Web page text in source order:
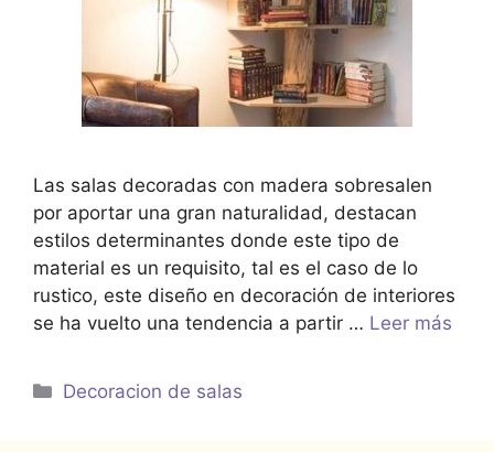
Las salas decoradas con madera sobresalen
por aportar una gran naturalidad, destacan
estilos determinantes donde este tipo de
material es un requisito, tal es el caso de lo
rustico, este diseño en decoración de interiores
se ha vuelto una tendencia a partir … Leer más
Categorías
Decoracion de salas